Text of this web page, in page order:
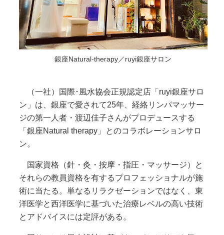
銀座Natural-therapy／ruyi銀座サロン
（一社）国際･風水協会正規認定店「ruyi銀座サロ
ン」は、銀座で愛されて25年、経絡リンパマッサー
ジの第一人者・渡辺佳子さんがプロデュースする
「銀座Natural therapy」とのコラボレーションサロ
ン。
国家資格（針・灸・按摩・指圧・マッサージ）と
それらの教員資格を有するプロフェッショナルが施
術に当たる。単なるリラクゼーションではなく、東
洋医学と西洋医学に基づいた治療レベルの高い技術
とアドバイスには定評がある。